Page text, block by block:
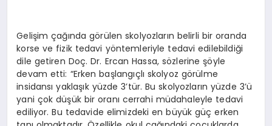
Gelişim çağında görülen skolyozların belirli bir oranda
korse ve fizik tedavi yöntemleriyle tedavi edilebildiği
dile getiren Doç. Dr. Ercan Hassa, sözlerine şöyle
devam etti: “Erken başlangıçlı skolyoz görülme
insidansı yaklaşık yüzde 3’tür. Bu skolyozların yüzde 3’ü
yani çok düşük bir oranı cerrahi müdahaleyle tedavi
ediliyor. Bu tedavide elimizdeki en büyük güç erken